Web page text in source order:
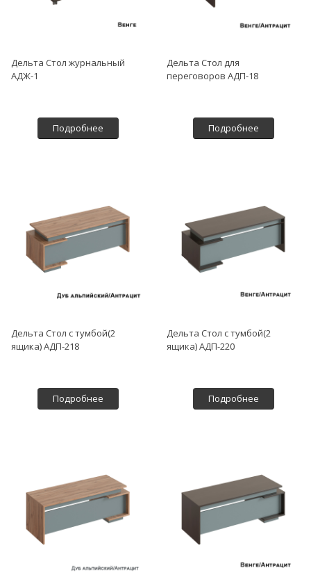
Дельта Стол журнальный
АДЖ-1
Подробнее
Дельта Стол для
переговоров АДП-18
Подробнее
Дельта Стол с тумбой(2
ящика) АДП-218
Подробнее
Дельта Стол с тумбой(2
ящика) АДП-220
Подробнее